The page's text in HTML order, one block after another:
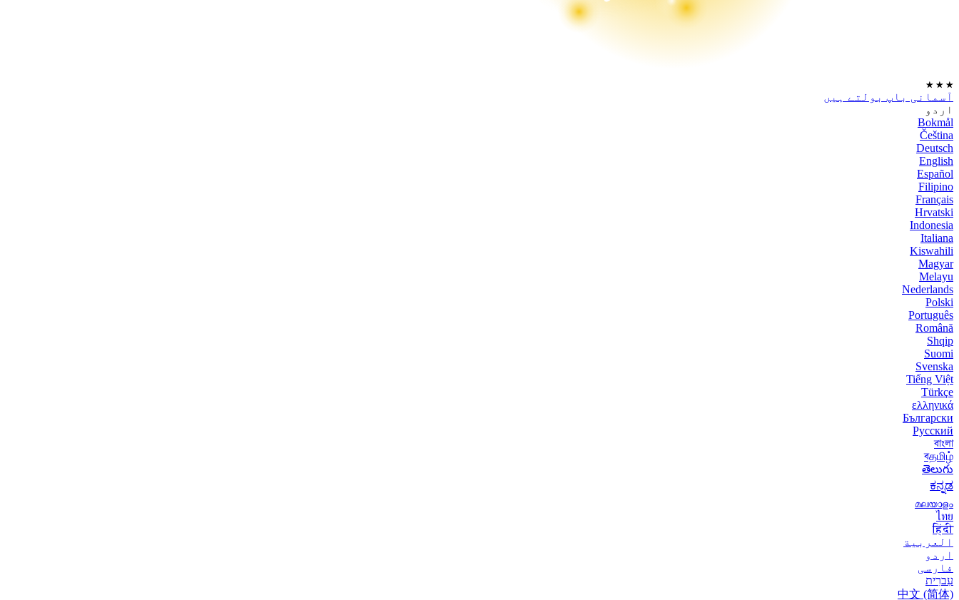
★
★
★
آسمانی باپ بولتے ہیں
اردو
Bokmål
Čeština
Deutsch
English
Español
Filipino
Français
Hrvatski
Indonesia
Italiana
Kiswahili
Magyar
Melayu
Nederlands
Polski
Português
Română
Shqip
Suomi
Svenska
Tiếng Việt
Türkçe
ελληνικά
Български
Русский
বাংলা
বதமிழ்
తెలుగు
ಕನ್ನಡ
മലയാളം
ไทย
हिंदी
العربية
اردو
فارسی
עִברִית
中文 (简体)